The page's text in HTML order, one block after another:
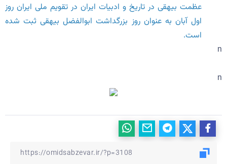
عظمت بیهقی در تاریخ و ادبیات ایران در تقویم ملی ایران روز
اول آبان به عنوان روز بزرگداشت ابوالفضل بیهقی ثبت شده
است.
n
n